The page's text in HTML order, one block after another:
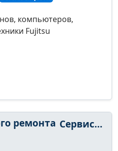
компьютеров,
Fujitsu
Сервис выездного ремонта